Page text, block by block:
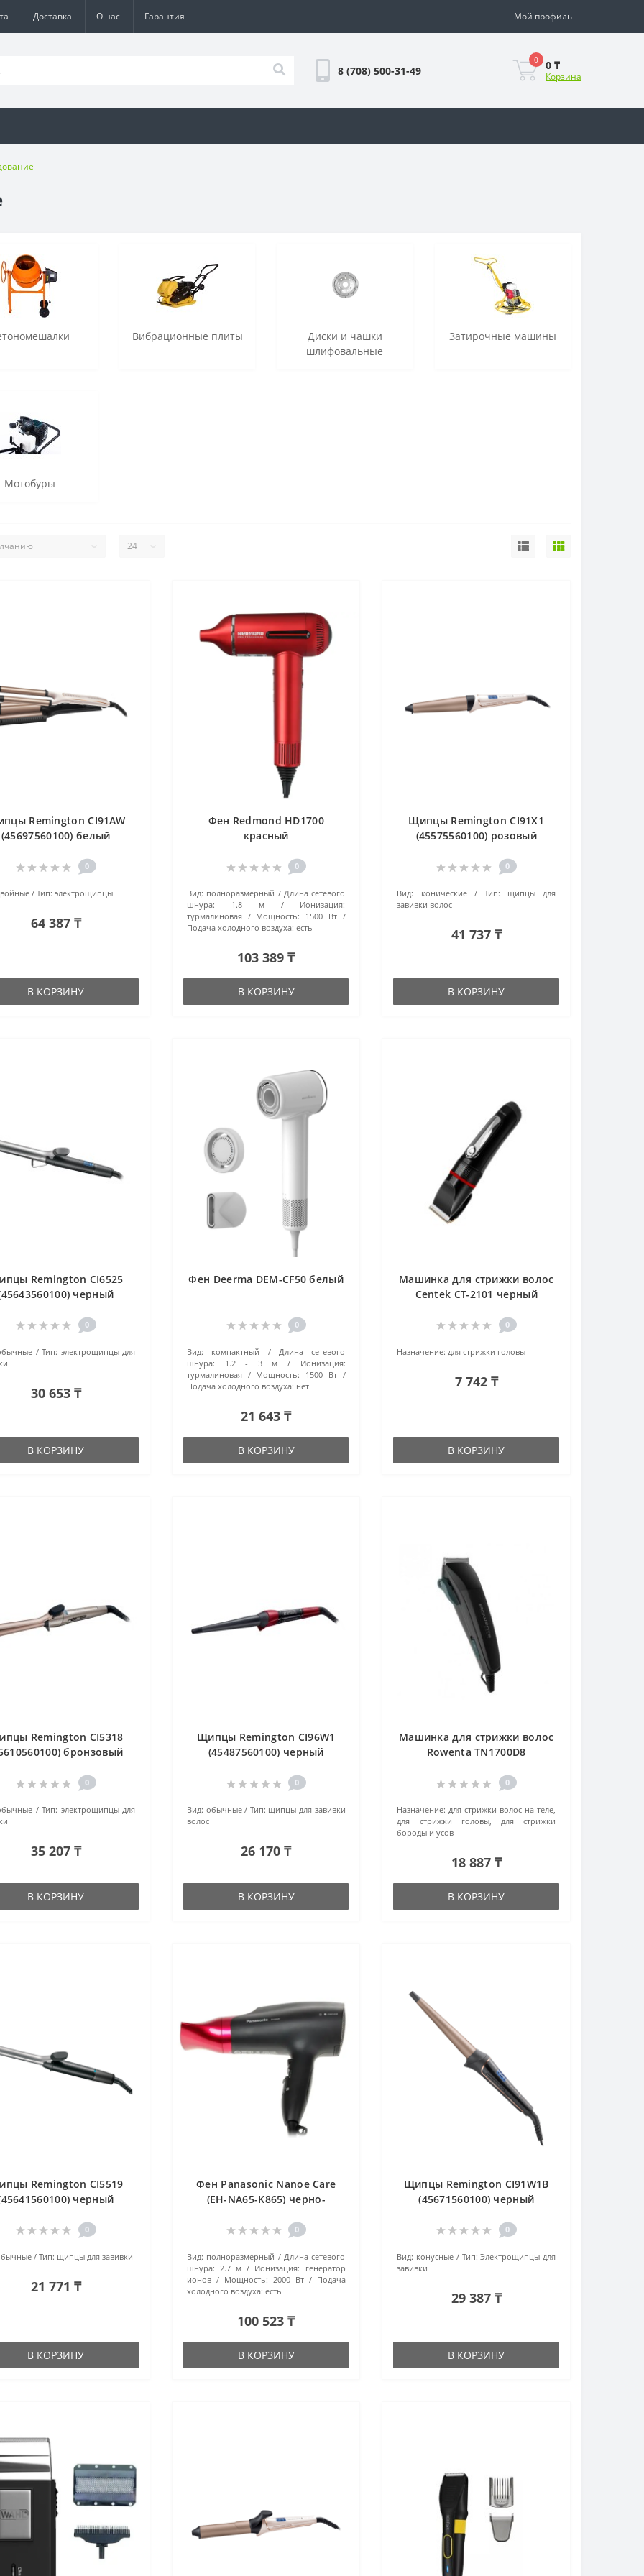
Доставка О нас Гарантия Мой профиль
8 (708) 500-31-49
0 0 ₸
Корзина
Вибрационные плиты
Диски и чашки
шлифовальные
Затирочные машины
Мотобуры
Remington CI91AW
(45697560100) белый
0
Тип: электрощипцы
64 387 ₸
В КОРЗИНУ
Фен Redmond HD1700
красный
0
Вид: полноразмерный
Длина сетевого
шнура:
1.8 м
Ионизация:
турмалиновая
Мощность:
1500 Вт
Подача холодного воздуха: есть
103 389 ₸
В КОРЗИНУ
Щипцы Remington CI91X1
(45575560100) розовый
0
Вид: конические Тип:
щипцы для
завивки волос
41 737 ₸
В КОРЗИНУ
Remington CI6525
черный
0
Тип: электрощипцы для
30 653 ₸
В КОРЗИНУ
Фен Deerma DEM-CF50 белый
0
Вид: компактный
Длина сетевого
шнура:
1.2 - 3 м
Ионизация:
турмалиновая
Мощность:
1500 Вт
Подача холодного воздуха: нет
21 643 ₸
В КОРЗИНУ
Машинка для стрижки волос
Centek CT-2101 черный
0
Назначение: для стрижки головы
7 742 ₸
В КОРЗИНУ
Remington CI5318
бронзовый
0
Тип: электрощипцы для
35 207 ₸
В КОРЗИНУ
Щипцы Remington CI96W1
(45487560100) черный
0
Вид: обычные Тип: щипцы для завивки
волос
26 170 ₸
В КОРЗИНУ
Машинка для стрижки волос
Rowenta TN1700D8
0
Назначение: для стрижки волос на теле,
для стрижки головы, для стрижки
бороды и усов
18 887 ₸
В КОРЗИНУ
Remington CI5519
черный
0
Тип: щипцы для завивки
21 771 ₸
В КОРЗИНУ
Фен Panasonic Nanoe Care
(EH-NA65-K865) черно-
0
Вид: полноразмерный
Длина сетевого
шнура: 2.7 м Ионизация:
генератор
ионов
Мощность: 2000 Вт
Подача
холодного воздуха: есть
100 523 ₸
В КОРЗИНУ
Щипцы Remington CI91W1B
(45671560100) черный
0
Вид: конусные Тип: Электрощипцы для
завивки
29 387 ₸
В КОРЗИНУ